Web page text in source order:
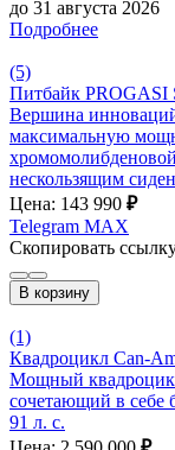
до 31 августа 2026
Подробнее
(5)
Питбайк
Вершина
максимальную
нескользящим
Цена: 143 990 ₽
Telegram MAX
Скопировать
В корзину
(1)
Квадроцикл Can-
Мощный
сочетающий в себе
91 л. с.